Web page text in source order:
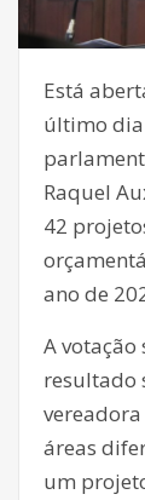
Está
último dia
Raquel
42
ano de
A votação
resultado
áreas
um